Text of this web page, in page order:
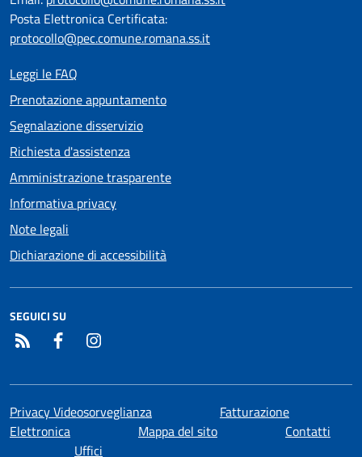
Posta Elettronica Certificata:
protocollo@pec.comune.romana.ss.it
Leggi le FAQ
Prenotazione appuntamento
Segnalazione disservizio
Richiesta d'assistenza
Amministrazione trasparente
Informativa privacy
Note legali
Dichiarazione di accessibilità
SEGUICI SU
RSS Facebook
Privacy Videosorveglianza
Fatturazione
Elettronica
Mappa del sito
Contatti
Uffici